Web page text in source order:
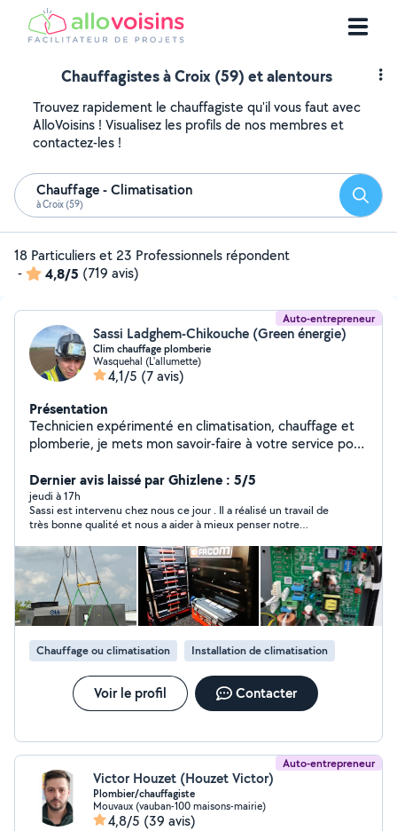
Chauffagistes à Croix (59) et alentours
Trouvez rapidement le chauffagiste qu'il vous faut avec
AlloVoisins ! Visualisez les profils de nos membres et
contactez-les !
Chauffage - Climatisation
à Croix (59)
18 Particuliers et 23 Professionnels répondent
-
4,8/5 (719 avis)
Auto-entrepreneur
Sassi Ladghem-Chikouche (Green énergie)
Clim chauffage plomberie
Wasquehal (L'allumette)
4,1/5 (7 avis)
Présentation
Technicien expérimenté en climatisation, chauffage et
plomberie, je mets mon savoir-faire à votre service pour
dépannage et de réparation. Spécialisé dans les
pompes à chaleur, climatiseurs, chaudières, réseaux de
plomberie et sanitaires, j'interviens avec sérieux,
réactivité et professionnalisme. Mon objectif est de
vous proposer des solutions fiables, durables et
adaptées à vos besoins. Disponible pour les particuliers
et les professionnels, n'hésitez pas à me contacter pour
un devis ou un dépannage rapide.
Dernier avis laissé par Ghizlene : 5/5
jeudi à 17h
Sassi est intervenu chez nous ce jour . Il a réalisé un travail de
très bonne qualité et nous a aider à mieux penser notre
fiable, réactif et efficace. Je recommande sans hésiter
Chauffage ou climatisation Installation de climatisation
Voir le profil Contacter
Auto-entrepreneur
Victor Houzet (Houzet Victor)
Plombier/chauffagiste
Mouvaux (vauban-100 maisons-mairie)
4,8/5 (39 avis)